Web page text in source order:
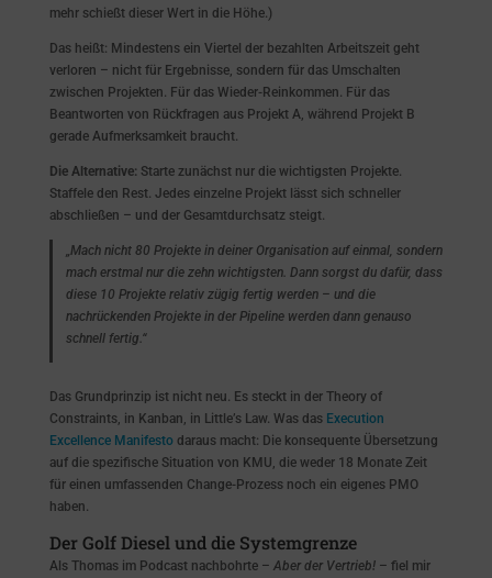
mehr schießt dieser Wert in die Höhe.)
Das heißt: Mindestens ein Viertel der bezahlten Arbeitszeit geht
verloren – nicht für Ergebnisse, sondern für das Umschalten
zwischen Projekten. Für das Wieder-Reinkommen. Für das
Beantworten von Rückfragen aus Projekt A, während Projekt B
gerade Aufmerksamkeit braucht.
Die Alternative: Starte zunächst nur die wichtigsten Projekte.
Staffele den Rest. Jedes einzelne Projekt lässt sich schneller
abschließen – und der Gesamtdurchsatz steigt.
„Mach nicht 80 Projekte in deiner Organisation auf einmal, sondern
mach erstmal nur die zehn wichtigsten. Dann sorgst du dafür, dass
diese 10 Projekte relativ zügig fertig werden – und die
nachrückenden Projekte in der Pipeline werden dann genauso
schnell fertig.“
Das Grundprinzip ist nicht neu. Es steckt in der Theory of
Constraints, in Kanban, in Little’s Law. Was das Execution
Excellence Manifestodaraus macht: Die konsequente Übersetzung
auf die spezifische Situation von KMU, die weder 18 Monate Zeit
für einen umfassenden Change-Prozess noch ein eigenes PMO
haben.
Der Golf Diesel und die Systemgrenze
Als Thomas im Podcast nachbohrte – Aber der Vertrieb!– fiel mir